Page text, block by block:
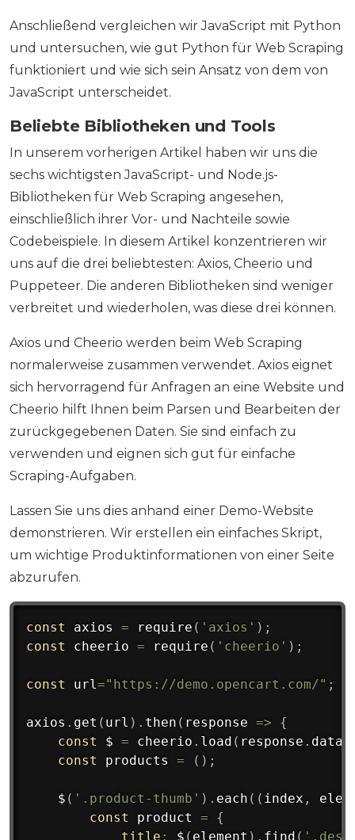
Anschließend vergleichen wir JavaScript mit Python
und untersuchen, wie gut Python für Web Scraping
funktioniert und wie sich sein Ansatz von dem von
JavaScript unterscheidet.
Beliebte Bibliotheken und Tools
In unserem vorherigen Artikel haben wir uns die
sechs wichtigsten JavaScript- und Node.js-
Bibliotheken für Web Scraping angesehen,
einschließlich ihrer Vor- und Nachteile sowie
Codebeispiele. In diesem Artikel konzentrieren wir
uns auf die drei beliebtesten: Axios, Cheerio und
Puppeteer. Die anderen Bibliotheken sind weniger
verbreitet und wiederholen, was diese drei können.
Axios und Cheerio werden beim Web Scraping
normalerweise zusammen verwendet. Axios eignet
sich hervorragend für Anfragen an eine Website und
Cheerio hilft Ihnen beim Parsen und Bearbeiten der
zurückgegebenen Daten. Sie sind einfach zu
verwenden und eignen sich gut für einfache
Scraping-Aufgaben.
Lassen Sie uns dies anhand einer Demo-Website
demonstrieren. Wir erstellen ein einfaches Skript,
um wichtige Produktinformationen von einer Seite
abzurufen.
const axios = require ( 'axios' ) ;
const cheerio = require ( 'cheerio' ) ;
const url="https://demo.opencart.com/" ;
axios . get ( url ) . then ( response =>
{
const $ = cheerio . load ( response . data
const products = ( ) ;
$ ( '.product-thumb' ) . each ( ( index ,
const product =
{
title : $ ( element ) . find (